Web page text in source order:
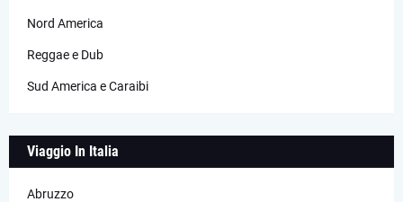
Nord America
Reggae e Dub
Sud America e Caraibi
Viaggio In Italia
Abruzzo